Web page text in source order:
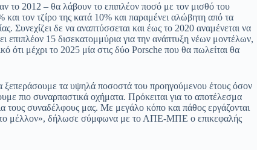
το 2012 – θα λάβουν το επιπλέον ποσό με τον μισθό του
τον τζίρο της κατά 10% και παραμένει αλώβητη από τα
Συνεχίζει δε να αναπτύσσεται και έως το 2020 αναμένεται να
15 δισεκατομμύρια για την ανάπτυξη νέων μοντέλων,
ότι μέχρι το 2025 μία στις δύο Porsche που θα πωλείται θα
ξεπεράσουμε τα υψηλά ποσοστά του προηγούμενου έτους όσον
πιο συναρπαστικά οχήματα. Πρόκειται για το αποτέλεσμα
τους συναδέλφους μας. Με μεγάλο κόπο και πάθος εργάζονται
στο μέλλον», δήλωσε σύμφωνα με το ΑΠΕ-ΜΠΕ ο επικεφαλής